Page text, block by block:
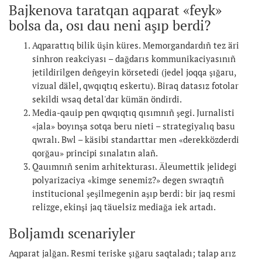
Bajkenova taratqan aqparat «feyk»
bolsa da, osı dau neni aşıp berdi?
Aqparattıq bilik üşin küres. Memorgandardıñ tez äri
sinhron reakciyası – dağdarıs kommunikaciyasınıñ
jetildirilgen deñgeyin körsetedi (jedel joqqa şığaru,
vizual dälel, qwqıqtıq eskertu). Biraq datasız fotolar
sekildi wsaq detal'dar kümän öndirdi.
Media-qauip pen qwqıqtıq qısımnıñ şegi. Jurnalisti
«jala» boyınşa sotqa beru nieti – strategiyalıq basu
qwralı. Bwl – käsibi standarttar men «derekközderdi
qorğau» principi sınalatın alañ.
Qauımnıñ senim arhitekturası. Äleumettik jelidegi
polyarizaciya «kimge senemiz?» degen swraqtıñ
institucional şeşilmegenin aşıp berdi: bir jaq resmi
relizge, ekinşi jaq täuelsiz mediağa iek artadı.
Boljamdı scenariyler
Aqparat jalğan. Resmi teriske şığaru saqtaladı; talap arız